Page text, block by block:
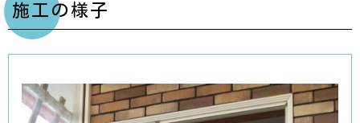
施工の様子